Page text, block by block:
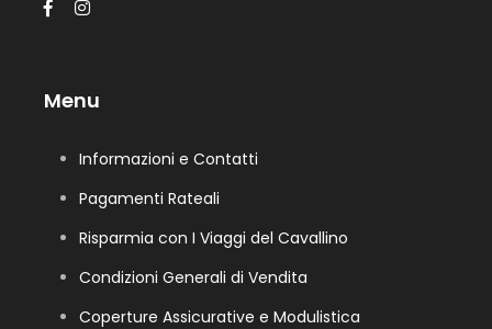
Menu
Informazioni e Contatti
Pagamenti Rateali
Risparmia con I Viaggi del Cavallino
Condizioni Generali di Vendita
Coperture Assicurative e Modulistica